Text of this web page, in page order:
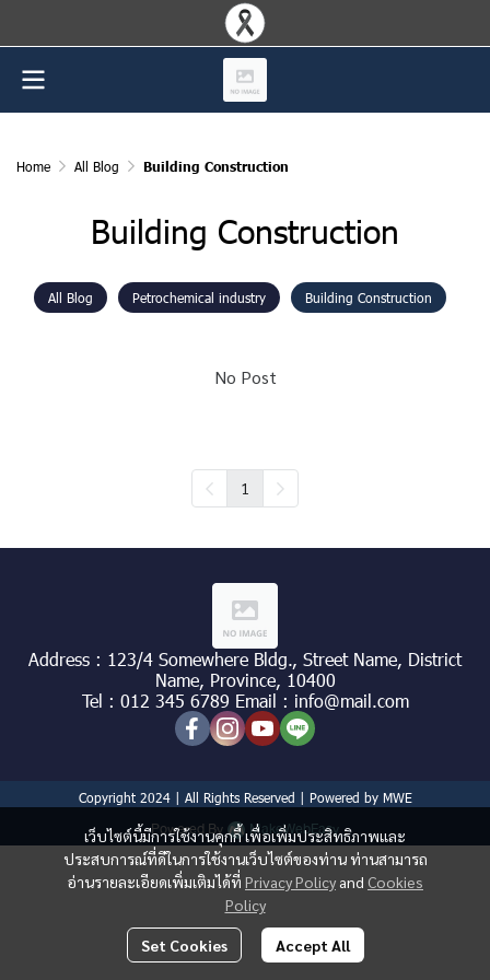
Home All Blog Building Construction
Building Construction
All Blog Petrochemical industry Building Construction
No Post
1
เว็บไซต์นี้มีการใช้งานคุกกี้ เพื่อเพิ่มประสิทธิภาพและ
ประสบการณ์ที่ดีในการใช้งานเว็บไซต์ของท่าน ท่านสามารถ
อ่านรายละเอียดเพิ่มเติมได้ที่ Privacy Policy and Cookies
Policy
Set Cookies Accept All
Address : 123/4 Somewhere Bldg., Street Name, District
Name, Province, 10400
Tel : 012 345 6789 Email : info@mail.com
Copyright 2024 | All Rights Reserved | Powered by MWE
Powered By MakeWebEasy